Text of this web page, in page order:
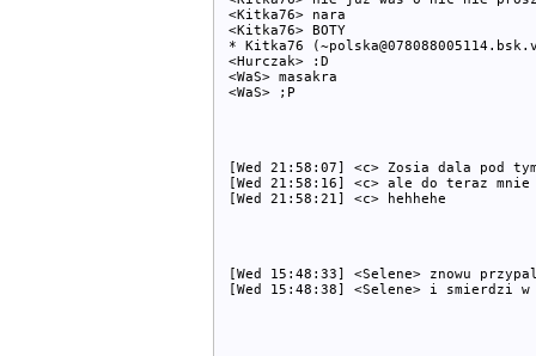
<Kitka76> nara
<Kitka76> BOTY
* Kitka76
<Hurczak> :D
<WaS> masakra
[Wed 21:58:07] <c> Zosia dala pod
[Wed 21:58:16] <c> ale do teraz
[Wed 15:48:33] <Selene> znowu